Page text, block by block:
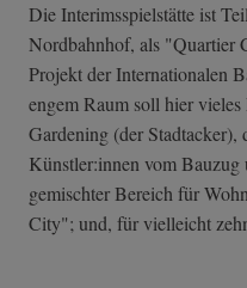
Die Interimsspielstätte ist
Nordbahnhof, als "Quartier
Projekt der Internationalen
engem Raum soll hier
Gardening (der
Künstler:innen vom Bauzug
gemischter Bereich für
City"; und, für vielleicht